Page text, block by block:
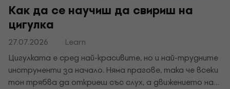
Как да се научиш да свириш на
цигулка
27.07.2026
Learn
Цигулката е сред най-красивите, но и най-трудните
инструменти за начало. Няма прагове, така че всеки
тон трябва да откриеш със слух, а движението на